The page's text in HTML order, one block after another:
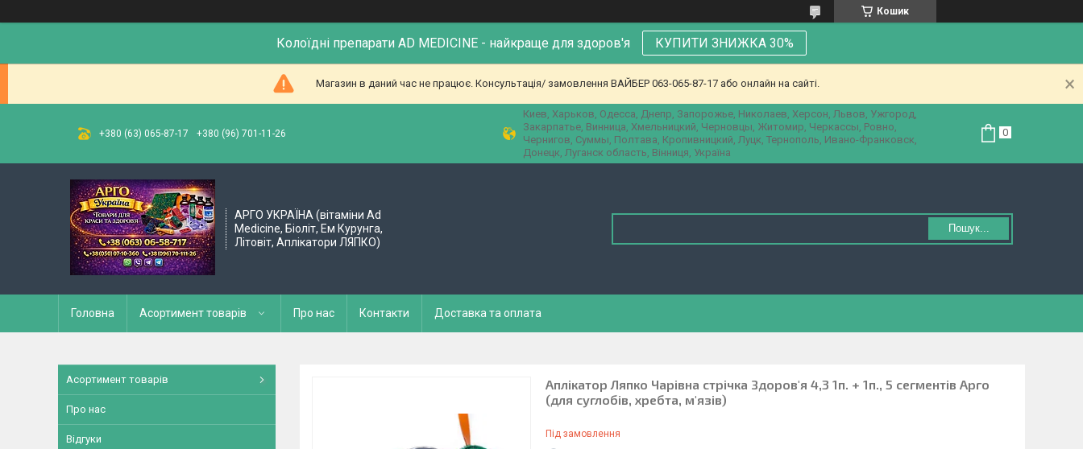
Кошик
Колоїдні препарати AD MEDICINE - найкраще для здоров'я КУПИТИ ЗНИЖКА 30%
Магазин в даний час не працює. Консультація/ замовлення ВАЙБЕР 063-065-87-17 або онлайн на сайті.
+380 (63) 065-87-17 +380 (96) 701-11-26
Киев, Харьков, Одесса, Днепр, Запорожье, Николаев, Херсон, Львов, Ужгород,
Закарпатье, Винница, Хмельницкий, Черновцы, Житомир, Черкассы, Ровно,
Чернигов, Суммы, Полтава, Кропивницкий, Луцк, Тернополь, Ивано-Франковск,
Донецк, Луганск область, Вінниця, Україна
АРГО УКРАЇНА (вітаміни Ad
Medicine, Біоліт, Ем Курунга,
Літовіт, Аплікатори ЛЯПКО)
Пошук...
Головна Асортимент товарів Про нас Контакти Доставка та оплата
Аплікатор Ляпко Чарівна стрічка Здоров'я 4,3 1п. + 1п., 5 сегментів Арго
(для суглобів, хребта, м'язів)
Під замовлення
Асортимент товарів
Про нас
Відгуки